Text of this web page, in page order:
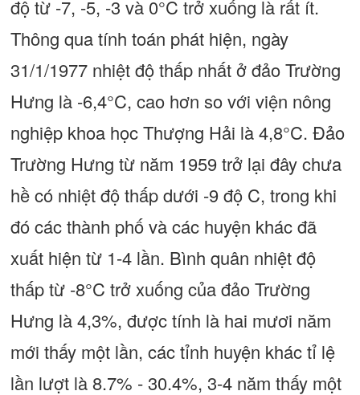
độ từ -7, -5, -3 và 0°C trở xuống là rất ít.
Thông qua tính toán phát hiện, ngày
31/1/1977 nhiệt độ thấp nhất ở đảo Trường
Hưng là -6,4°C, cao hơn so với viện nông
nghiệp khoa học Thượng Hải là 4,8°C. Đảo
Trường Hưng từ năm 1959 trở lại đây chưa
hề có nhiệt độ thấp dưới -9 độ C, trong khi
đó các thành phố và các huyện khác đã
xuất hiện từ 1-4 lần. Bình quân nhiệt độ
thấp từ -8°C trở xuống của đảo Trường
Hưng là 4,3%, được tính là hai mươi năm
mới thấy một lần, các tỉnh huyện khác tỉ lệ
lần lượt là 8.7% - 30.4%, 3-4 năm thấy một